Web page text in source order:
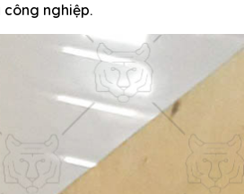
nghiệp.